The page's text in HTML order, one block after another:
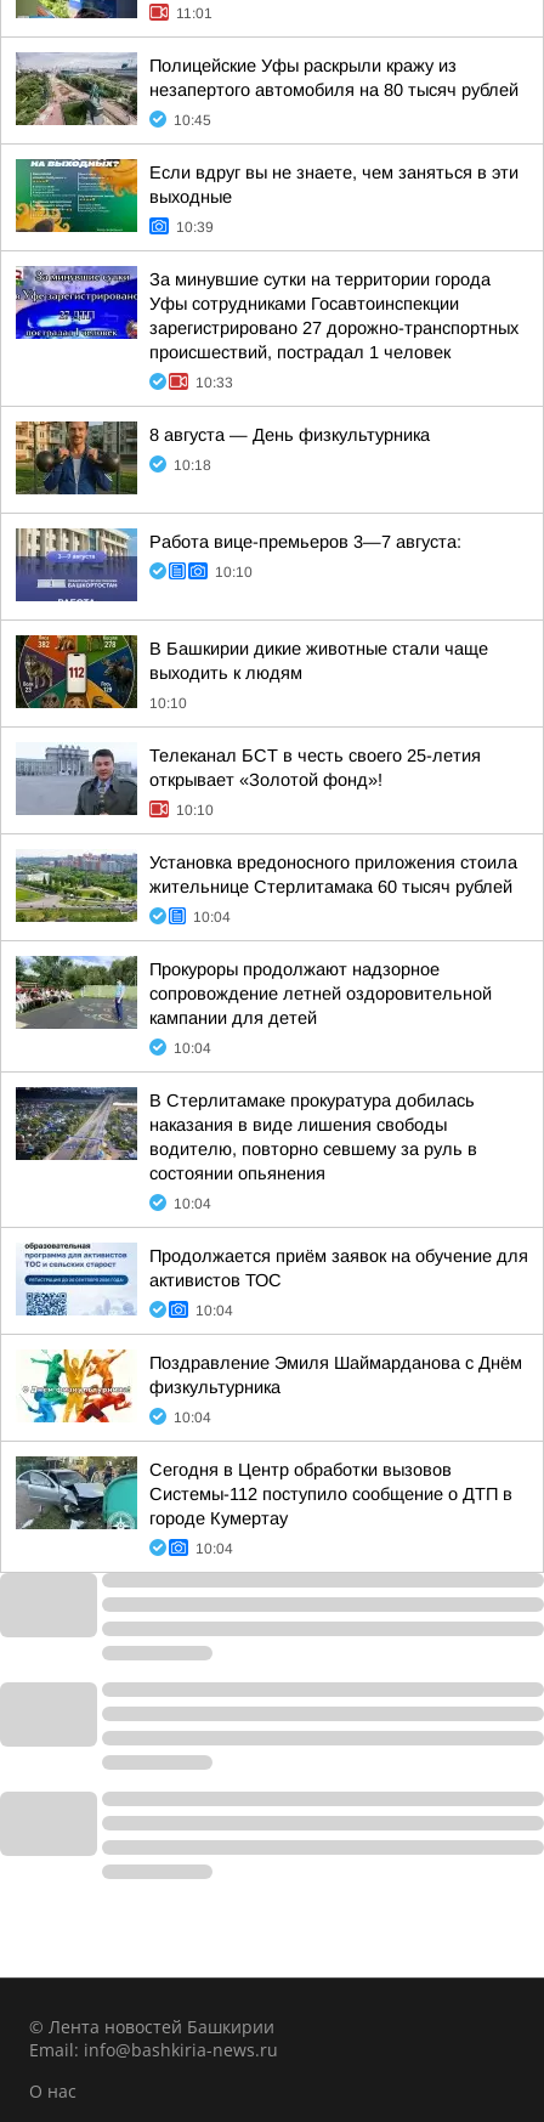
11:01
Полицейские Уфы раскрыли кражу из
незапертого автомобиля на 80 тысяч рублей
10:45
Если вдруг вы не знаете, чем заняться в эти
выходные
10:39
За минувшие сутки на территории города
Уфы сотрудниками Госавтоинспекции
зарегистрировано 27 дорожно-транспортных
происшествий, пострадал 1 человек
10:33
8 августа — День физкультурника
10:18
Работа вице-премьеров 3—7 августа:
10:10
В Башкирии дикие животные стали чаще
выходить к людям
10:10
Телеканал БСТ в честь своего 25-летия
открывает «Золотой фонд»!
10:10
Установка вредоносного приложения стоила
жительнице Стерлитамака 60 тысяч рублей
10:04
Прокуроры продолжают надзорное
сопровождение летней оздоровительной
кампании для детей
10:04
В Стерлитамаке прокуратура добилась
наказания в виде лишения свободы
водителю, повторно севшему за руль в
состоянии опьянения
10:04
Продолжается приём заявок на обучение для
активистов ТОС
10:04
Поздравление Эмиля Шаймарданова с Днём
физкультурника
10:04
Сегодня в Центр обработки вызовов
Системы-112 поступило сообщение о ДТП в
городе Кумертау
10:04
© Лента новостей Башкирии
Email: info@bashkiria-news.ru
О нас